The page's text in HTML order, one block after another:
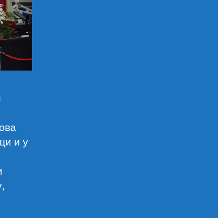
и у